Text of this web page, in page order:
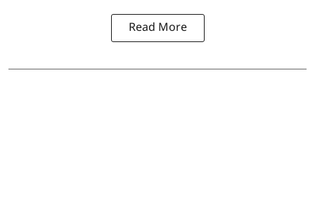
Read More